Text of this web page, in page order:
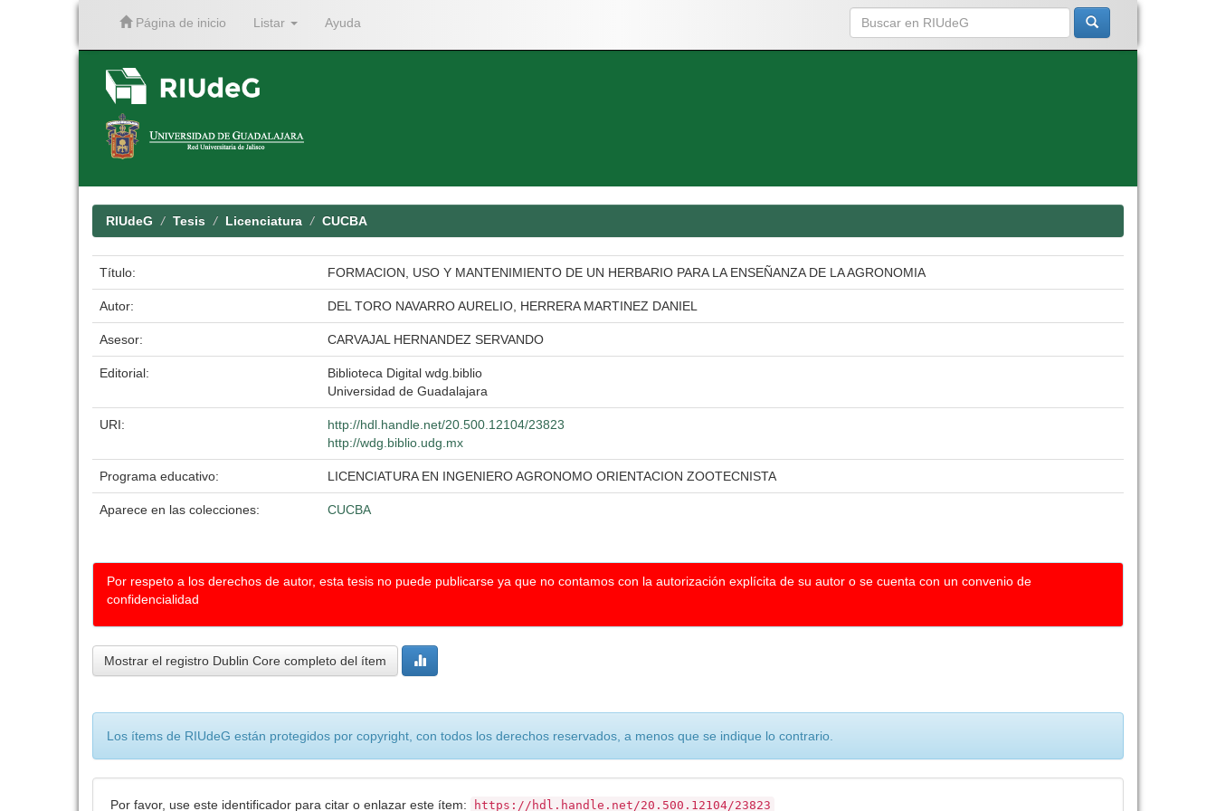
Página de inicio Listar Ayuda
RIUdeG Tesis Licenciatura CUCBA
Título: FORMACION, USO Y MANTENIMIENTO DE UN HERBARIO PARA LA ENSEÑANZA DE LA AGRONOMIA
Autor: DEL TORO NAVARRO AURELIO, HERRERA MARTINEZ DANIEL
Asesor: CARVAJAL HERNANDEZ SERVANDO
Editorial:
Biblioteca Digital wdg.biblio
Universidad de Guadalajara
URI:
http://hdl.handle.net/20.500.12104/23823
http://wdg.biblio.udg.mx
Programa educativo: LICENCIATURA EN INGENIERO AGRONOMO ORIENTACION ZOOTECNISTA
Aparece en las colecciones: CUCBA
Por respeto a los derechos de autor, esta tesis no puede publicarse ya que no contamos con la autorización explícita de su autor o se cuenta con un convenio de
confidencialidad
Mostrar el registro Dublin Core completo del ítem
Los ítems de RIUdeG están protegidos por copyright, con todos los derechos reservados, a menos que se indique lo contrario.
Por favor, use este identificador para citar o enlazar este ítem: https://hdl.handle.net/20.500.12104/23823